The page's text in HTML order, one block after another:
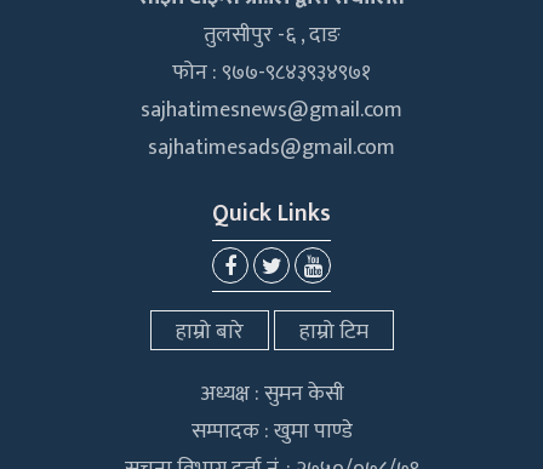
तुलसीपुर -६ , दाङ
फोन : ९७७-९८४३९३४९७१
sajhatimesnews@gmail.com
sajhatimesads@gmail.com
Quick Links
हाम्रो बारे
हाम्रो टिम
अध्यक्ष : सुमन केसी
सम्पादक : खुमा पाण्डे